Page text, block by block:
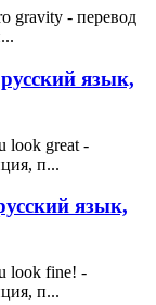
gravity - перевод
язык,
look great -
п...
язык,
look fine! -
п...